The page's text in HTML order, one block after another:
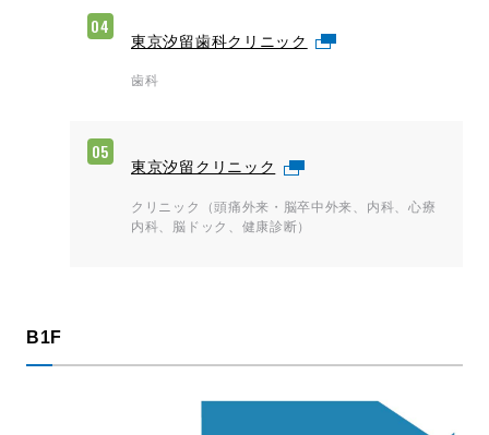
04
東京汐留歯科クリニック
歯科
05
東京汐留クリニック
クリニック（頭痛外来・脳卒中外来、内科、心療
内科、脳ドック、健康診断）
B1F